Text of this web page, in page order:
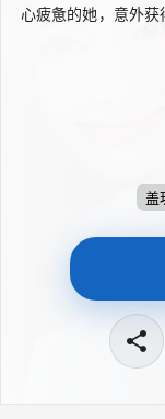
心疲惫的她，意外获
过去重新选择。顾
却因忽略角色性别
情、家庭与
盖